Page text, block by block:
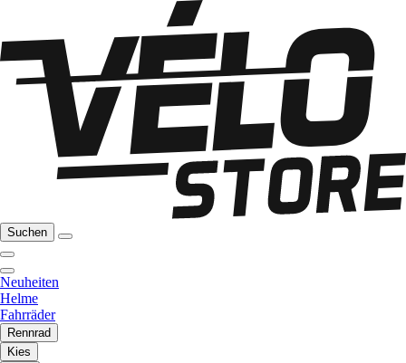
Suchen
Neuheiten
Helme
Fahrräder
Rennrad
Kies